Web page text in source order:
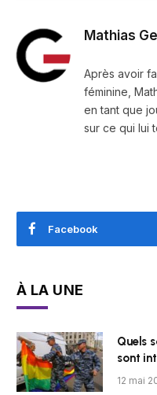
Mathias
Après avoir
féminine,
en tant que
sur ce qui lui
Facebook
À LA UNE
Quels
sont
12 mai